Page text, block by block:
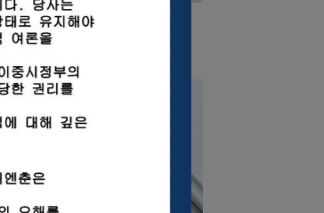
趣｜皮革旅行護照夾【愛台灣】
經典台灣地標，探索台灣風采